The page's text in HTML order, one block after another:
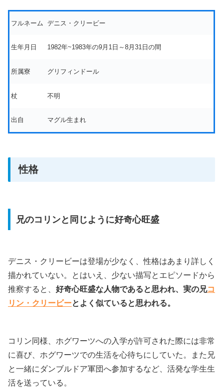
フルネーム デニス・クリービー
生年月日 1982年~1983年の9月1日～8月31日の間
所属寮 グリフィンドール
杖 不明
出自 マグル生まれ
性格
兄のコリンと同じように好奇心旺盛
デニス・クリービーは登場が少なく、性格はあまり詳しく
描かれていない。とはいえ、少ない描写とエピソードから
推察すると、 好奇心旺盛な人物であると思われ、実の兄コ
リン・クリービーとよく似ていると思われる。
コリン同様、ホグワーツへの入学が許可された際には非常
に喜び、ホグワーツでの生活を心待ちにしていた。また兄
と一緒にダンブルドア軍団へ参加するなど、活発な学生生
活を送っている。